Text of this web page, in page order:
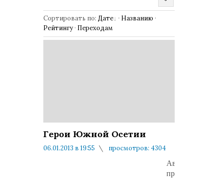
Сортировать по: Дате · Названию ·
Рейтингу· Переходам
Герои Южной Осетии
06.01.2013 в 19:55
просмотров: 4304
Авторская
программа